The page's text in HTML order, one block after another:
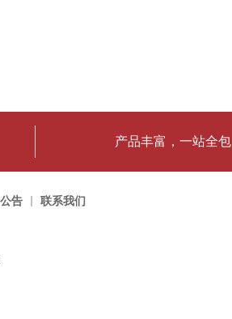
产品丰富，一站全包
告 联系我们